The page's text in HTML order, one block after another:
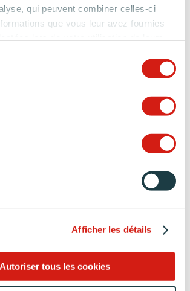
qui peuvent combiner celles-ci
que vous leur avez fournies
Afficher les détails
Autoriser tous les cookies
à votre cuisine sur-mesure avec
décorateur Arthur Bonnet.
d’y recevoir nos amis.
cuisiner et partager des des
avec nos proches. »